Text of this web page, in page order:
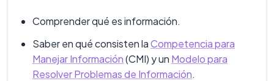
Comprender qué es información.
Saber en qué consisten laCompetencia para
Manejar Información(CMI) y un Modelo para
Resolver Problemas de Información.